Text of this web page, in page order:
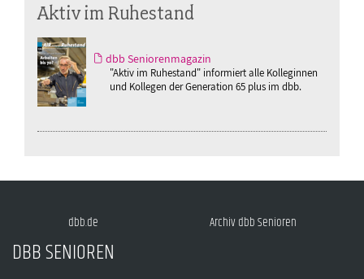
Aktiv im Ruhestand
dbb Seniorenmagazin
"Aktiv im Ruhestand" informiert alle Kolleginnen
und Kollegen der Generation 65 plus im dbb.
dbb.de Archiv dbb Senioren
DBB SENIOREN